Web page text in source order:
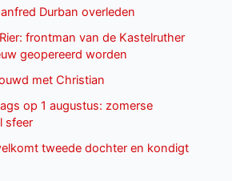
Durban overleden
frontman van de Kastelruther
geopereerd worden
met Christian
op 1 augustus: zomerse
sfeer
tweede dochter en kondigt